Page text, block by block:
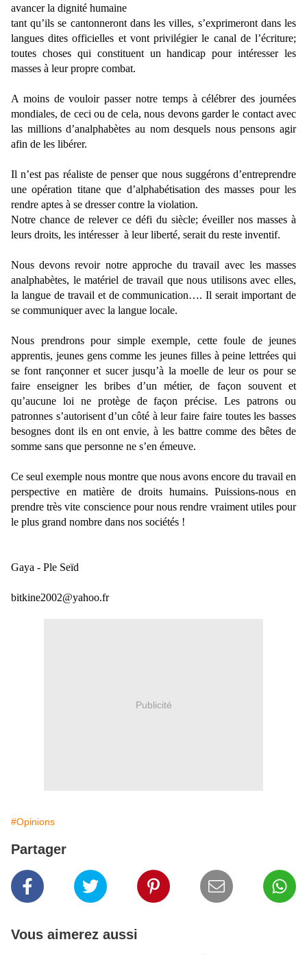
avancer la dignité humaine
tant qu’ils se cantonneront dans les villes, s’exprimeront dans les
langues dites officielles et vont privilégier le canal de l’écriture;
toutes choses qui constituent un handicap pour intéresser les
masses à leur propre combat.
A moins de vouloir passer notre temps à célébrer des journées
mondiales, de ceci ou de cela, nous devons garder le contact avec
las millions d’analphabètes au nom desquels nous pensons agir
afin de les libérer.
Il n’est pas réaliste de penser que nous suggérons d’entreprendre
une opération titane que d’alphabétisation des masses pour les
rendre aptes à se dresser contre la violation.
Notre chance de relever ce défi du siècle; éveiller nos masses à
leurs droits, les intéresser à leur liberté, serait du reste inventif.
Nous devons revoir notre approche du travail avec les masses
analphabètes, le matériel de travail que nous utilisons avec elles,
la langue de travail et de communication…. Il serait important de
se communiquer avec la langue locale.
Nous prendrons pour simple exemple, cette foule de jeunes
apprentis, jeunes gens comme les jeunes filles à peine lettrées qui
se font rançonner et sucer jusqu’à la moelle de leur os pour se
faire enseigner les bribes d’un métier, de façon souvent et
qu’aucune loi ne protège de façon précise. Les patrons ou
patronnes s’autorisent d’un côté à leur faire faire toutes les basses
besognes dont ils en ont envie, à les battre comme des bêtes de
somme sans que personne ne s’en émeuve.
Ce seul exemple nous montre que nous avons encore du travail en
perspective en matière de droits humains. Puissions-nous en
prendre très vite conscience pour nous rendre vraiment utiles pour
le plus grand nombre dans nos sociétés !
Gaya - Ple Seïd
bitkine2002@yahoo.fr
Publicité
#Opinions
Partager
Vous aimerez aussi